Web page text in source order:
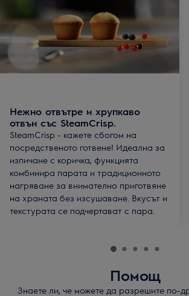
Нежно отвътре и хрупкаво
отвън със SteamCrisp.
SteamCrisp - кажете сбогом на
посредственото готвене! Идеална за
изпичане с коричка, функцията
комбинира парата и традиционното
нагряване за внимателно приготвяне
на храната без изсушаване. Вкусът и
текстурата се подчертават с пара.
Помощ
Знаете ли, че можете да разрешите по-